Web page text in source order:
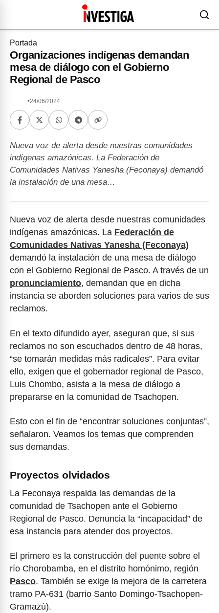
Portada
Organizaciones indígenas demandan
mesa de diálogo con el Gobierno
Regional de Pasco
•24/06/2024
Nueva voz de alerta desde nuestras comunidades
indígenas amazónicas. La Federación de
Comunidades Nativas Yanesha (Feconaya) demandó
la instalación de una mesa…
Nueva voz de alerta desde nuestras comunidades
indígenas amazónicas. La Federación de
Comunidades Nativas Yanesha (Feconaya)
demandó la instalación de una mesa de diálogo
con el Gobierno Regional de Pasco. A través de un
pronunciamiento, demandan que en dicha
instancia se aborden soluciones para varios de sus
reclamos.
En el texto difundido ayer, aseguran que, si sus
reclamos no son escuchados dentro de 48 horas,
“se tomarán medidas más radicales”. Para evitar
ello, exigen que el gobernador regional de Pasco,
Luis Chombo, asista a la mesa de diálogo a
prepararse en la comunidad de Tsachopen.
Esto con el fin de “encontrar soluciones conjuntas”,
señalaron. Veamos los temas que comprenden
sus demandas.
Proyectos olvidados
La Feconaya respalda las demandas de la
comunidad de Tsachopen ante el Gobierno
Regional de Pasco. Denuncia la “incapacidad” de
esa instancia para atender dos proyectos.
El primero es la construcción del puente sobre el
río Chorobamba, en el distrito homónimo, región
Pasco. También se exige la mejora de la carretera
tramo PA-631 (barrio Santo Domingo-Tsachopen-
Gramazú).